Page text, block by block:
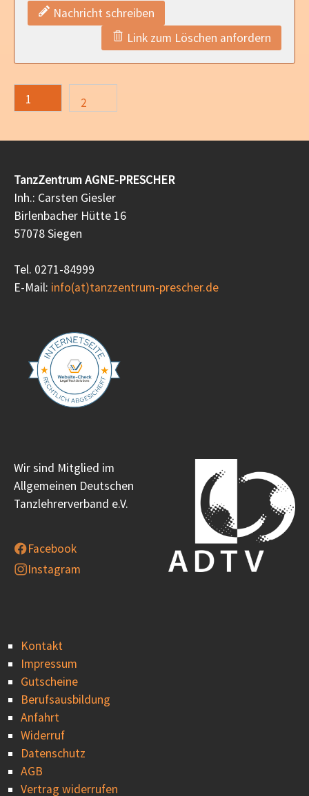
Nachricht schreiben
Link zum Löschen anfordern
1 2
TanzZentrum AGNE-PRESCHER
Inh.: Carsten Giesler
Birlenbacher Hütte 16
57078 Siegen
Tel. 0271-84999
E-Mail: info(at)tanzzentrum-prescher.de
Wir sind Mitglied im
Allgemeinen Deutschen
Tanzlehrerverband e.V.
Facebook
Instagram
Kontakt
Impressum
Gutscheine
Berufsausbildung
Anfahrt
Widerruf
Datenschutz
AGB
Vertrag widerrufen